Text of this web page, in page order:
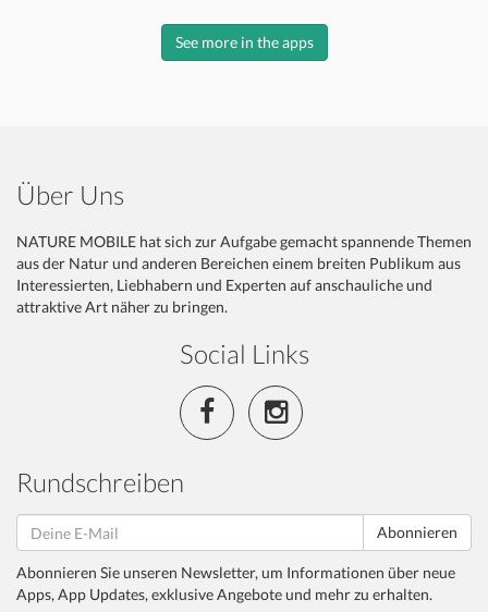
See more in the apps
Über Uns
NATURE MOBILE hat sich zur Aufgabe gemacht spannende Themen
aus der Natur und anderen Bereichen einem breiten Publikum aus
Interessierten, Liebhabern und Experten auf anschauliche und
attraktive Art näher zu bringen.
Social Links
Rundschreiben
Abonnieren
Abonnieren Sie unseren Newsletter, um Informationen über neue
Apps, App Updates, exklusive Angebote und mehr zu erhalten.